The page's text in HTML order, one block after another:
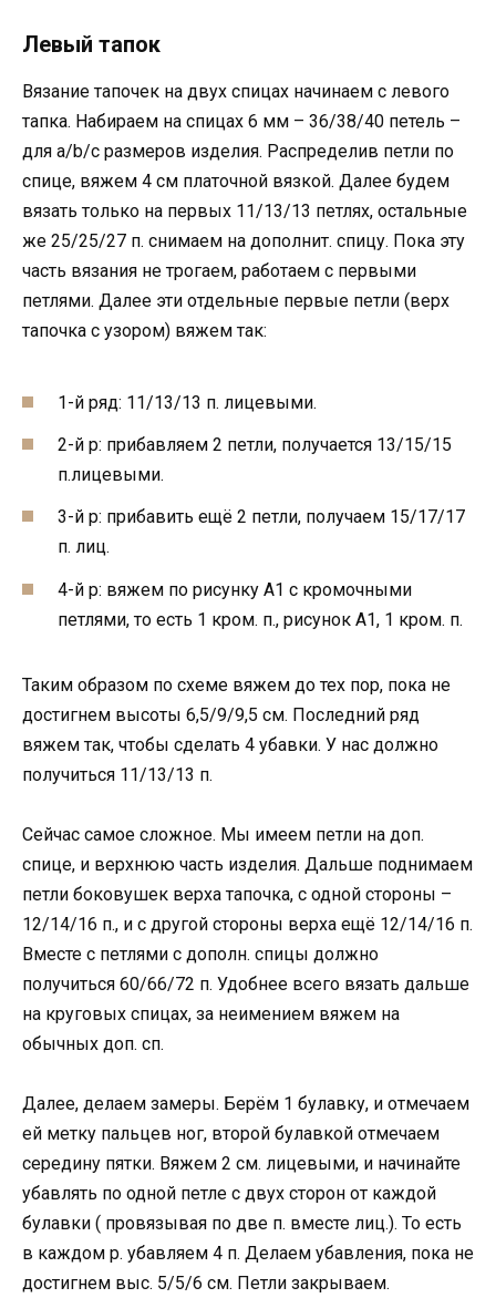
Левый тапок
Вязание тапочек на двух спицах начинаем с левого
тапка. Набираем на спицах 6 мм – 36/38/40 петель –
для a/b/c размеров изделия. Распределив петли по
спице, вяжем 4 см платочной вязкой. Далее будем
вязать только на первых 11/13/13 петлях, остальные
же 25/25/27 п. снимаем на дополнит. спицу. Пока эту
часть вязания не трогаем, работаем с первыми
петлями. Далее эти отдельные первые петли (верх
тапочка с узором) вяжем так:
1-й ряд: 11/13/13 п. лицевыми.
2-й р: прибавляем 2 петли, получается 13/15/15
п.лицевыми.
3-й р: прибавить ещё 2 петли, получаем 15/17/17
п. лиц.
4-й р: вяжем по рисунку А1 с кромочными
петлями, то есть 1 кром. п., рисунок А1, 1 кром. п.
Таким образом по схеме вяжем до тех пор, пока не
достигнем высоты 6,5/9/9,5 см. Последний ряд
вяжем так, чтобы сделать 4 убавки. У нас должно
получиться 11/13/13 п.
Сейчас самое сложное. Мы имеем петли на доп.
спице, и верхнюю часть изделия. Дальше поднимаем
петли боковушек верха тапочка, с одной стороны –
12/14/16 п., и с другой стороны верха ещё 12/14/16 п.
Вместе с петлями с дополн. спицы должно
получиться 60/66/72 п. Удобнее всего вязать дальше
на круговых спицах, за неимением вяжем на
обычных доп. сп.
Далее, делаем замеры. Берём 1 булавку, и отмечаем
ей метку пальцев ног, второй булавкой отмечаем
середину пятки. Вяжем 2 см. лицевыми, и начинайте
убавлять по одной петле с двух сторон от каждой
булавки ( провязывая по две п. вместе лиц.). То есть
в каждом р. убавляем 4 п. Делаем убавления, пока не
достигнем выс. 5/5/6 см. Петли закрываем.